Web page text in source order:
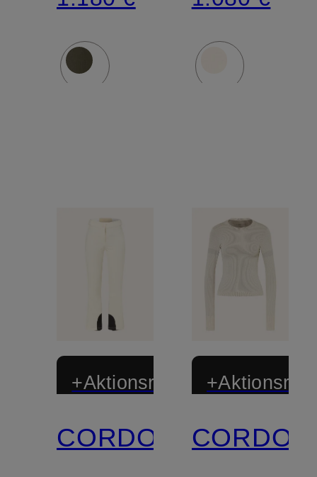
+Aktionsrabatt
CORDOVA